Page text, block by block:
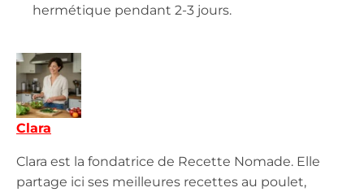
hermétique pendant 2-3 jours.
Clara
Clara est la fondatrice de Recette Nomade. Elle
partage ici ses meilleures recettes au poulet,